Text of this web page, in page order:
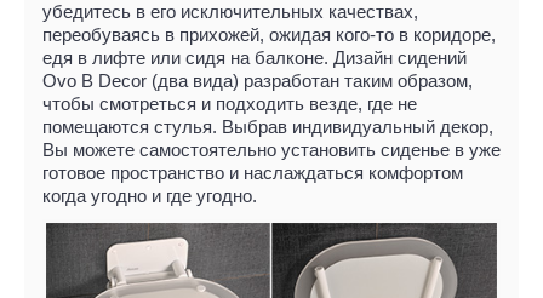
убедитесь в его исключительных качествах,
переобуваясь в прихожей, ожидая кого-то в коридоре,
едя в лифте или сидя на балконе. Дизайн сидений
Ovo B Decor (два вида) разработан таким образом,
чтобы смотреться и подходить везде, где не
помещаются стулья. Выбрав индивидуальный декор,
Вы можете самостоятельно установить сиденье в уже
готовое пространство и наслаждаться комфортом
когда угодно и где угодно.